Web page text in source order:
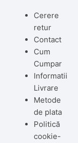
Cerere
retur
Contact
Cum
Cumpar
Informatii
Livrare
Metode
de plata
Politică
cookie-